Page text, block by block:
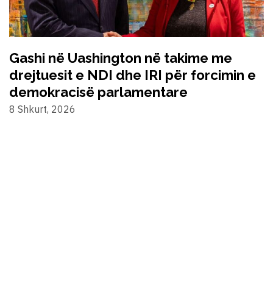
Gashi në Uashington në takime me
drejtuesit e NDI dhe IRI për forcimin e
demokracisë parlamentare
8 Shkurt, 2026